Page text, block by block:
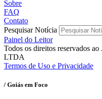
Sobre
FAQ
Contato
Pesquisar Notícia
Painel do Leitor
Todos os direitos reservados
LTDA
Termos de Uso e Privacidade
/ Goiás em Foco